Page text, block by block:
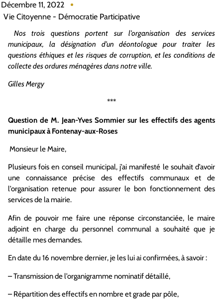
Décembre 11, 2022
Vie Citoyenne - Démocratie Participative
Nos trois questions portent sur l’organisation des services
municipaux, la désignation d’un déontologue pour traiter les
questions éthiques et les risques de corruption, et les conditions de
collecte des ordures ménagères dans notre ville.
Gilles Mergy
***
Question de M. Jean-Yves Sommier sur les effectifs des agents
municipaux à Fontenay-aux-Roses
Monsieur le Maire,
Plusieurs fois en conseil municipal, j’ai manifesté le souhait d’avoir
une connaissance précise des effectifs communaux et de
l’organisation retenue pour assurer le bon fonctionnement des
services de la mairie.
Afin de pouvoir me faire une réponse circonstanciée, le maire
adjoint en charge du personnel communal a souhaité que je
détaille mes demandes.
En date du 16 novembre dernier, je les lui ai confirmées, à savoir :
– Transmission de l’organigramme nominatif détaillé,
– Répartition des effectifs en nombre et grade par pôle,